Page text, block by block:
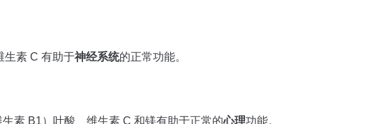
生素 C 有助于神经系统的正常功能。
素 B1）叶酸、维生素 C 和镁有助于正常的心理功能。